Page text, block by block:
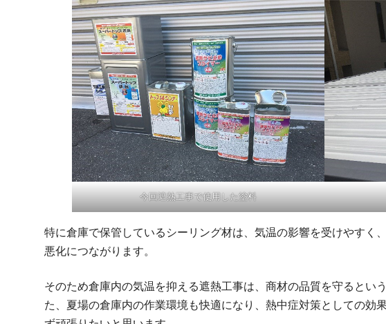
今回遮熱工事で使用した塗料
特に倉庫で保管しているシーリング材は、気温の影響を受けやすく
悪化につながります。
そのため倉庫内の気温を抑える遮熱工事は、商材の品質を守るとい
た、夏場の倉庫内の作業環境も快適になり、熱中症対策としての効